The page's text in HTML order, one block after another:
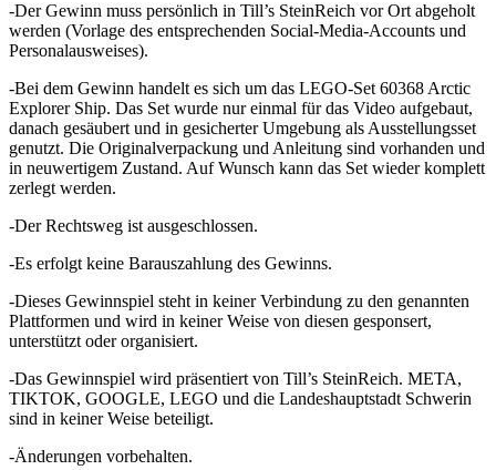
-Der Gewinn muss persönlich in Till’s SteinReich vor Ort abgeholt
werden (Vorlage des entsprechenden Social-Media-Accounts und
Personalausweises).
-Bei dem Gewinn handelt es sich um das LEGO-Set 60368 Arctic
Explorer Ship. Das Set wurde nur einmal für das Video aufgebaut,
danach gesäubert und in gesicherter Umgebung als Ausstellungsset
genutzt. Die Originalverpackung und Anleitung sind vorhanden und
in neuwertigem Zustand. Auf Wunsch kann das Set wieder komplett
zerlegt werden.
-Der Rechtsweg ist ausgeschlossen.
-Es erfolgt keine Barauszahlung des Gewinns.
-Dieses Gewinnspiel steht in keiner Verbindung zu den genannten
Plattformen und wird in keiner Weise von diesen gesponsert,
unterstützt oder organisiert.
-Das Gewinnspiel wird präsentiert von Till’s SteinReich. META,
TIKTOK, GOOGLE, LEGO und die Landeshauptstadt Schwerin
sind in keiner Weise beteiligt.
-Änderungen vorbehalten.